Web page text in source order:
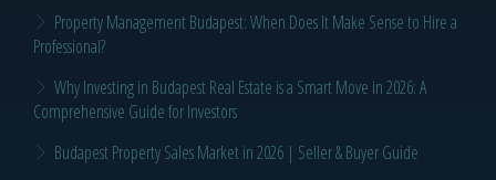
Property Management Budapest: When Does It Make Sense to Hire a
Professional?
Why Investing in Budapest Real Estate is a Smart Move in 2026: A
Comprehensive Guide for Investors
Budapest Property Sales Market in 2026 | Seller & Buyer Guide